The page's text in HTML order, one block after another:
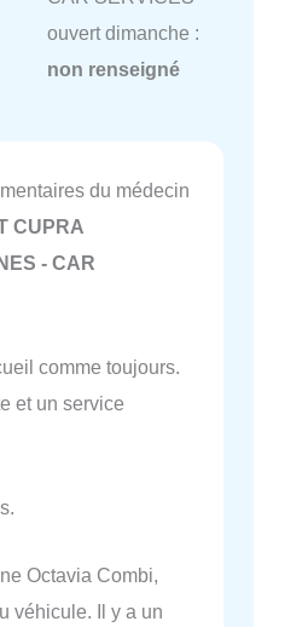
ouvert dimanche :
non renseigné
du médecin
CUPRA
- CAR
comme toujours.
et un service
Octavia Combi,
véhicule. Il y a un